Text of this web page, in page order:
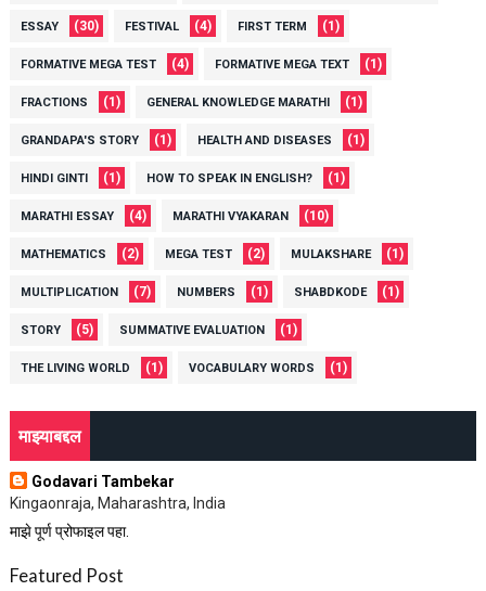
ESSAY (30) FESTIVAL (4) FIRST TERM (1)
FORMATIVE MEGA TEST (4) FORMATIVE MEGA TEXT (1)
FRACTIONS (1) GENERAL KNOWLEDGE MARATHI (1)
GRANDAPA'S STORY (1) HEALTH AND DISEASES (1)
HINDI GINTI (1) HOW TO SPEAK IN ENGLISH? (1)
MARATHI ESSAY (4) MARATHI VYAKARAN (10)
MATHEMATICS (2) MEGA TEST (2) MULAKSHARE (1)
MULTIPLICATION (7) NUMBERS (1) SHABDKODE (1)
STORY (5) SUMMATIVE EVALUATION (1)
THE LIVING WORLD (1) VOCABULARY WORDS (1)
माझ्याबद्दल
Godavari Tambekar
Kingaonraja, Maharashtra, India
माझे पूर्ण प्रोफाइल पहा.
Featured Post